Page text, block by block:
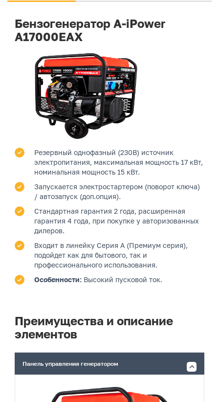
Бензогенератор A-iPower
A17000EAX
Резервный однофазный (230В) источник
электропитания, максимальная мощность 17 кВт,
номинальная мощность 15 кВт.
Запускается электростартером (поворот ключа)
/ автозапуск (доп.опция).
Стандартная гарантия 2 года, расширенная
гарантия 4 года, при покупке у авторизованных
дилеров.
Входит в линейку Серия A (Премиум серия),
подойдет как для бытового, так и
профессионального использования.
Особенности: Высокий пусковой ток.
Преимущества и описание
элементов
Панель управления генератором